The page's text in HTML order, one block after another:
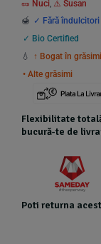
🥜 Nuci, ⚠️ Susan
🍯 ✓ Fără îndulcitori
✓ Bio Certified
💧
↑ Bogat în grăsimi
• Alte grăsimi
Flexibilitate
bucură-te de
Poti returna